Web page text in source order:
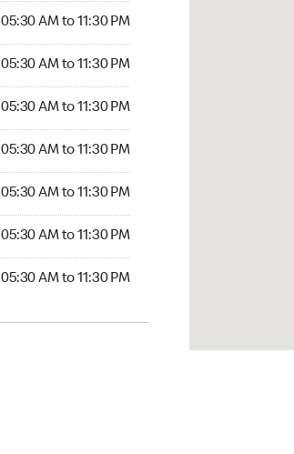
05:30 AM to 11:30 PM
05:30 AM to 11:30 PM
05:30 AM to 11:30 PM
05:30 AM to 11:30 PM
05:30 AM to 11:30 PM
05:30 AM to 11:30 PM
05:30 AM to 11:30 PM